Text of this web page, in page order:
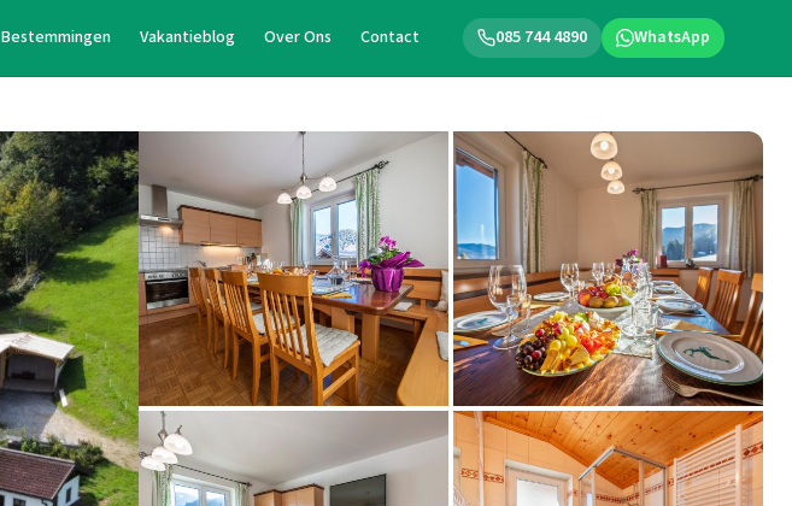
085 744 4890 WhatsApp
Bestemmingen Vakantieblog Over Ons Contact